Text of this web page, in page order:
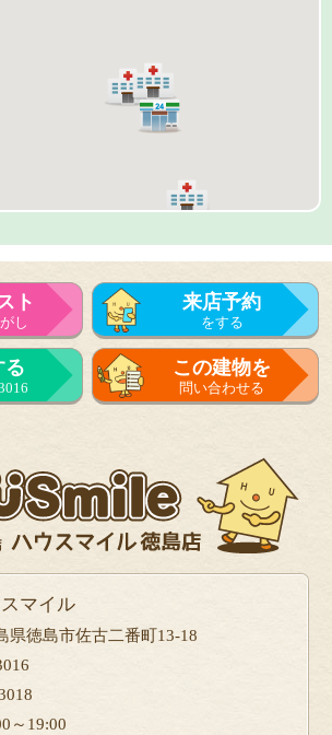
ト
し
来店予約
をする
来店予約
をする
る この建物を
問い合わせる
マイル
県徳島市佐古二番町13-18
～19:00